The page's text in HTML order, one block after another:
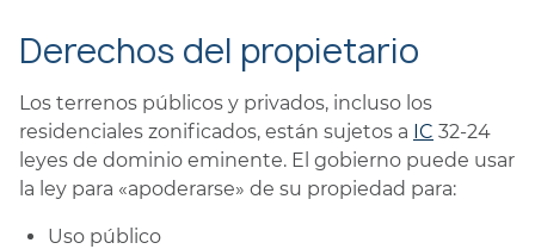
Derechos del propietario
Los terrenos públicos y privados, incluso los
residenciales zonificados, están sujetos a IC 32-24
leyes de dominio eminente. El gobierno puede usar
la ley para «apoderarse» de su propiedad para:
Uso público